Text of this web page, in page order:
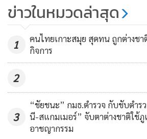
229
ข่าวในหมวดล่าสุด
1
คนไทยเกาะสมุย สุดทน ถูกต่างช
กิจการ
2
3
“ชัยชนะ” กมธ.ตำรวจ กับชับตำร
นี-สแกมเมอร์” จับตาต่างชาติใช้ภู
อาชญากรรม